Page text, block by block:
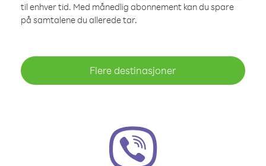
til enhver tid. Med månedlig abonnement kan du spare
på samtalene du allerede tar.
Flere destinasjoner